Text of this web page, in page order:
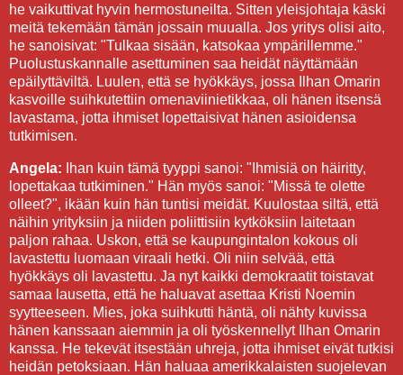
he vaikuttivat hyvin hermostuneilta. Sitten yleisjohtaja käski
meitä tekemään tämän jossain muualla. Jos yritys olisi aito,
he sanoisivat: "Tulkaa sisään, katsokaa ympärillemme."
Puolustuskannalle asettuminen saa heidät näyttämään
epäilyttäviltä. Luulen, että se hyökkäys, jossa Ilhan Omarin
kasvoille suihkutettiin omenaviinietikkaa, oli hänen itsensä
lavastama, jotta ihmiset lopettaisivat hänen asioidensa
tutkimisen.
Angela: Ihan kuin tämä tyyppi sanoi: "Ihmisiä on häiritty,
lopettakaa tutkiminen." Hän myös sanoi: "Missä te olette
olleet?", ikään kuin hän tuntisi meidät. Kuulostaa siltä, että
näihin yrityksiin ja niiden poliittisiin kytköksiin laitetaan
paljon rahaa. Uskon, että se kaupungintalon kokous oli
lavastettu luomaan viraali hetki. Oli niin selvää, että
hyökkäys oli lavastettu. Ja nyt kaikki demokraatit toistavat
samaa lausetta, että he haluavat asettaa Kristi Noemin
syytteeseen. Mies, joka suihkutti häntä, oli nähty kuvissa
hänen kanssaan aiemmin ja oli työskennellyt Ilhan Omarin
kanssa. He tekevät itsestään uhreja, jotta ihmiset eivät tutkisi
heidän petoksiaan. Hän haluaa amerikkalaisten suojelevan